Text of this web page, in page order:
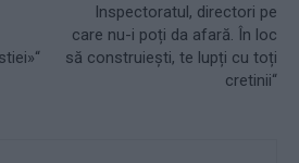
Inspectoratul, directori pe
care nu-i poți da afară. În loc
să construiești, te lupți cu toți
cretinii“